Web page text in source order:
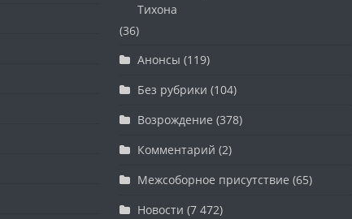
Тихона
(36)
Анонсы (119)
Без рубрики (104)
Возрождение (378)
Комментарий (2)
Межсоборное присутствие (65)
Новости (7 472)